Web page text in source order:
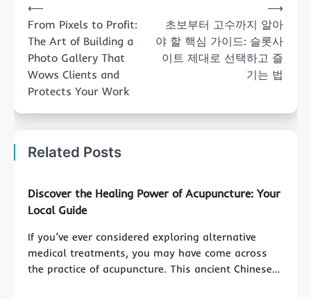
navigation
⟵
From Pixels to Profit:
The Art of Building a
Photo Gallery That
Wows Clients and
Protects Your Work
초보부터 고수까지 알아
야 할 핵심 가이드: 슬롯사
이트 제대로 선택하고 즐
기는 법
⟶
Related Posts
Discover the Healing Power of Acupuncture: Your
Local Guide
If you’ve ever considered exploring alternative
medical treatments, you may have come across
the practice of acupuncture. This ancient Chinese…